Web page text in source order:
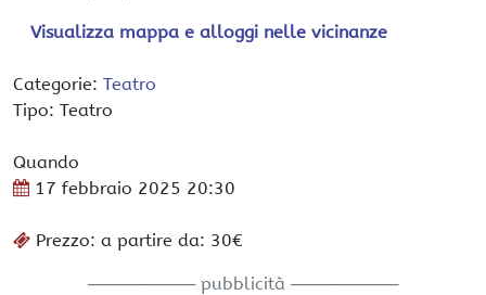
Visualizza mappa e alloggi nelle vicinanze
Categorie: Teatro
Tipo: Teatro
Quando
17 febbraio 2025 20:30
Prezzo: a partire da: 30€
───────── pubblicità ─────────